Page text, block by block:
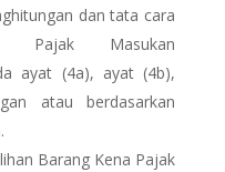
dan tata cara
Pajak Masukan
ayat (4a), ayat (4b),
atau berdasarkan
Barang Kena Pajak